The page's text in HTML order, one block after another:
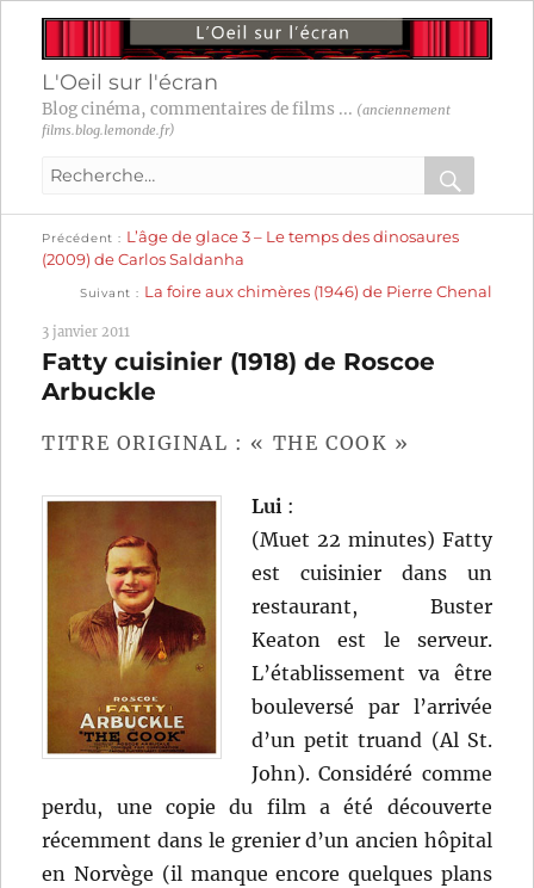
L'Oeil sur l'écran
Blog cinéma, commentaires de films ... (anciennement
films.blog.lemonde.fr)
Recherche
:
OK
Navigation
l’article
Précédent
précédente :
L’âge de glace 3 – Le temps des dinosaures
(2009) de Carlos Saldanha
Suivant
suivante :
La foire aux chimères (1946) de Pierre Chenal
3 janvier 2011
Fatty cuisinier (1918) de Roscoe
Arbuckle
TITRE ORIGINAL : « THE COOK »
Lui :
(Muet 22 minutes) Fatty
est cuisinier dans un
restaurant, Buster
Keaton est le serveur.
L’établissement va être
bouleversé par l’arrivée
d’un petit truand (Al St.
John). Considéré comme
perdu, une copie du film a été découverte
récemment dans le grenier d’un ancien hôpital
en Norvège (il manque encore quelques plans